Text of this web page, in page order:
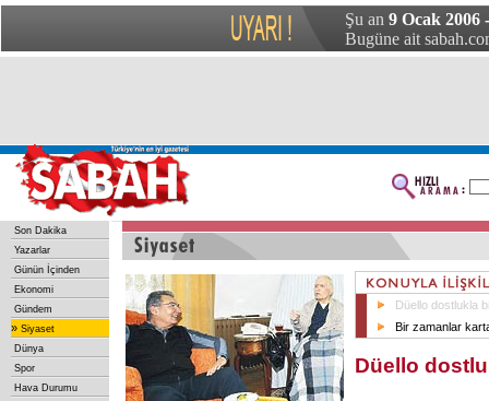
Şu an 9 Ocak 2006
Bugüne ait
Son Dakika
Yazarlar
Günün İçinden
Ekonomi
Gündem
» Siyaset
Dünya
Spor
Hava Durumu
Düello dostlukla
Bir zamanlar
Düello